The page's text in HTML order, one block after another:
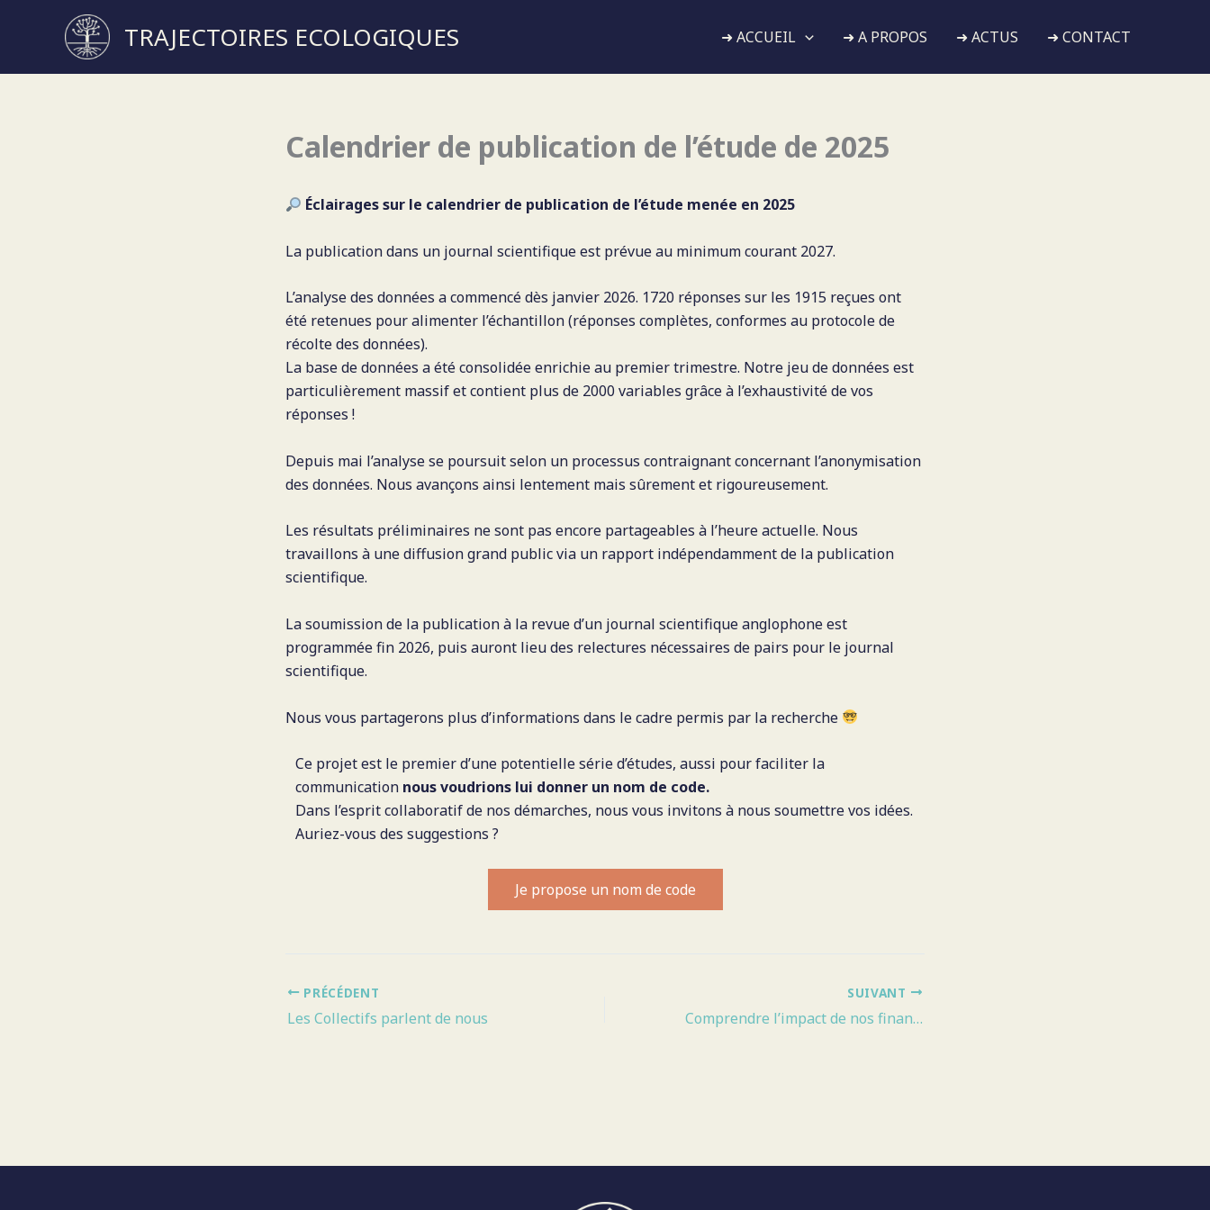
TRAJECTOIRES ECOLOGIQUES ➜ ACCUEIL ➜ A PROPOS ➜ ACTUS ➜ CONTACT
Calendrier de publication de l’étude de 2025
Éclairages sur le calendrier de publication de l’étude menée en 2025
La publication dans un journal scientifique est prévue au minimum courant 2027.
L’analyse des données a commencé dès janvier 2026. 1720 réponses sur les 1915 reçues ont
été retenues pour alimenter l’échantillon (réponses complètes, conformes au protocole de
récolte des données).
La base de données a été consolidée enrichie au premier trimestre. Notre jeu de données est
particulièrement massif et contient plus de 2000 variables grâce à l’exhaustivité de vos
réponses !
Depuis mai l’analyse se poursuit selon un processus contraignant concernant l’anonymisation
des données. Nous avançons ainsi lentement mais sûrement et rigoureusement.
Les résultats préliminaires ne sont pas encore partageables à l’heure actuelle. Nous
travaillons à une diffusion grand public via un rapport indépendamment de la publication
scientifique.
La soumission de la publication à la revue d’un journal scientifique anglophone est
programmée fin 2026, puis auront lieu des relectures nécessaires de pairs pour le journal
scientifique.
Nous vous partagerons plus d’informations dans le cadre permis par la recherche
Ce projet est le premier d’une potentielle série d’études, aussi pour faciliter la
communication nous voudrions lui donner un nom de code.
Dans l’esprit collaboratif de nos démarches, nous vous invitons à nous soumettre vos idées.
Auriez-vous des suggestions ?
Je propose un nom de code
PRÉCÉDENT
Les Collectifs parlent de nous
SUIVANT
Comprendre l’impact de nos finances